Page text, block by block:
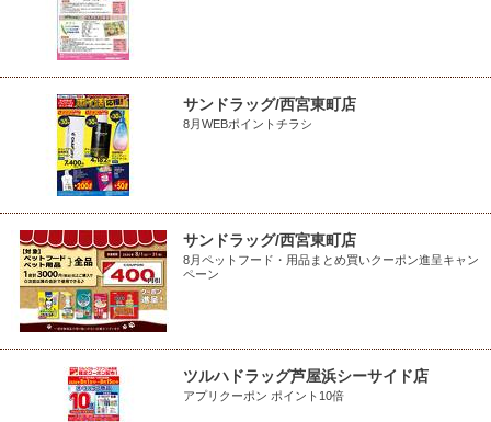
サンドラッグ/西宮東町店
8月WEBポイントチラシ
サンドラッグ/西宮東町店
8月ペットフード・用品まとめ買いクーポン進呈キャン
ペーン
ツルハドラッグ芦屋浜シーサイド店
アプリクーポン ポイント10倍